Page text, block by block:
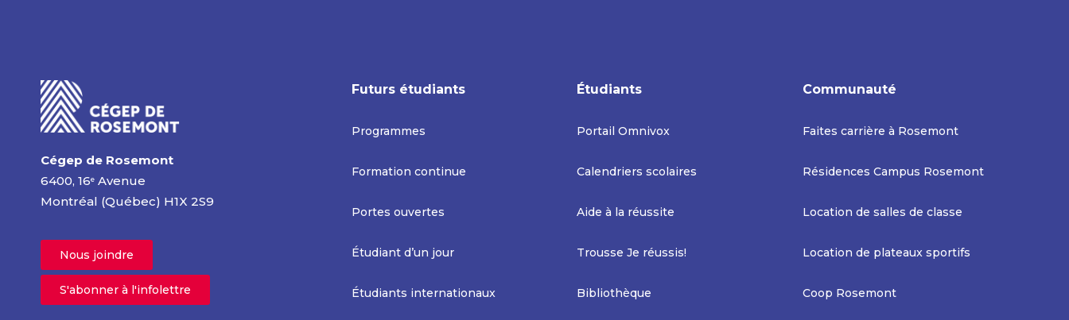
Cégep de Rosemont
6400, 16e Avenue
Montréal (Québec) H1X 2S9
Nous joindre
S'abonner à l'infolettre
Futurs étudiants
Programmes
Formation continue
Portes ouvertes
Étudiant d’un jour
Étudiants internationaux
Étudiants
Portail Omnivox
Calendriers scolaires
Aide à la réussite
Trousse Je réussis!
Bibliothèque
Communauté
Faites carrière à Rosemont
Résidences Campus Rosemont
Location de salles de classe
Location de plateaux sportifs
Coop Rosemont